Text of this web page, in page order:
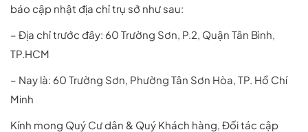
báo cập nhật địa chỉ trụ sở như sau:
– Địa chỉ trước đây: 60 Trường Sơn, P.2, Quận Tân Bình,
TP.HCM
– Nay là: 60 Trường Sơn, Phường Tân Sơn Hòa, TP. Hồ Chí
Minh
Kính mong Quý Cư dân & Quý Khách hàng, Đối tác cập